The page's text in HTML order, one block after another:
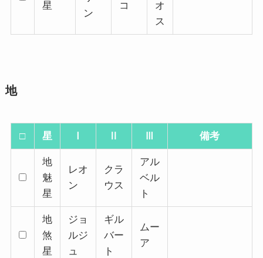
星
ン
コ
オ
ス
地
□ 星 Ⅰ Ⅱ Ⅲ 備考
地
魅
星
レオ
ン
クラ
ウス
アル
ベル
ト
地
煞
星
ジョ
ルジ
ュ
ギル
バー
ト
ムー
ア